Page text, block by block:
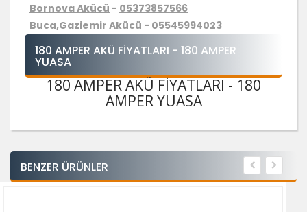
Bornova Akücü - 05373857566
Buca,Gaziemir Akücü - 05545994023
180 AMPER AKÜ FIYATLARI - 180 AMPER
YUASA
180 AMPER AKÜ FIYATLARI - 180
AMPER YUASA
BENZER ÜRÜNLER